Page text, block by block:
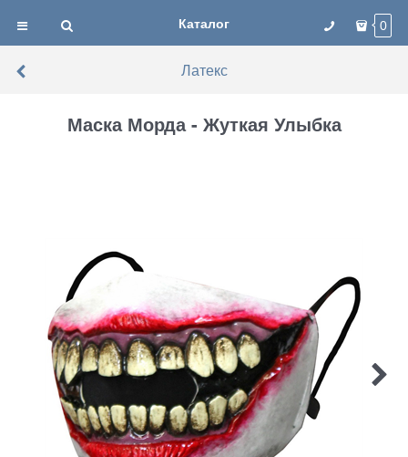
Каталог 0
Латекс
Маска Морда - Жуткая Улыбка